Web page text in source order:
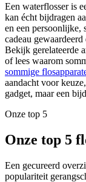
Een waterflosser is
kan écht bijdragen
en een persoonlijke,
cadeau
Bekijk gerelateerde
of lees waarom
sommige
aandacht voor
gadget, maar een
Onze top 5
Onze top 5
Een gecureerd
populariteit